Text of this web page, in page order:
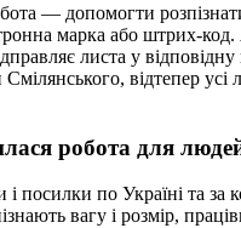
— допомогти
марка або штрих-
листа у
відтепер
робота для
посилки по Україні та за
вагу і розмір,